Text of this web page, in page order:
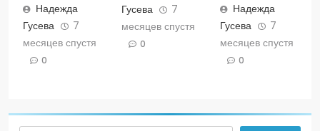
Надежда
Гусева
7
месяцев спустя
0
Гусева
7
месяцев спустя
0
Надежда
Гусева
7
месяцев спустя
0